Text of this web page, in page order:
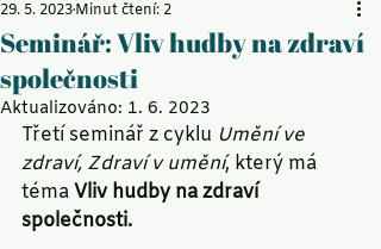
Seminář: Vliv hudby na zdraví
společnosti
29. 5. 2023Minut čtení: 2
Aktualizováno: 1. 6. 2023
Třetí seminář z cyklu Umění ve
zdraví, Zdraví v umění, který má
téma Vliv hudby na zdraví
společnosti.